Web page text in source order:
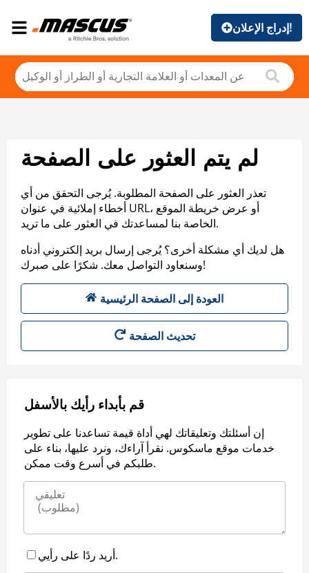
إدراج الإعلان!
لم يتم العثور على الصفحة
تعذر العثور على الصفحة المطلوبة. يُرجى التحقق من أي
أخطاء إملائية في عنوان URL، أو عرض خريطة الموقع
الخاصة بنا لمساعدتك في العثور على ما تريد.
هل لديك أي مشكلة أخرى؟ يُرجى إرسال بريد إلكتروني أدناه
وسنعاود التواصل معك. شكرًا على صبرك!
العودة إلى الصفحة الرئيسية
تحديث الصفحة
قم بأبداء رأيك بالأسفل
إن أسئلتك وتعليقاتك لهي أداة قيمة تساعدنا على تطوير
خدمات موقع ماسكوس. نقرأ آراءك، ونرد عليها، بناء على
طلبكم في أسرع وقت ممكن.
أريد ردًا على رأيي.